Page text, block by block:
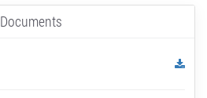
Documents